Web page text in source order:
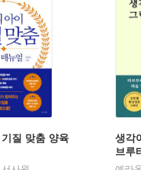
질 맞춤 양육
생각
브루